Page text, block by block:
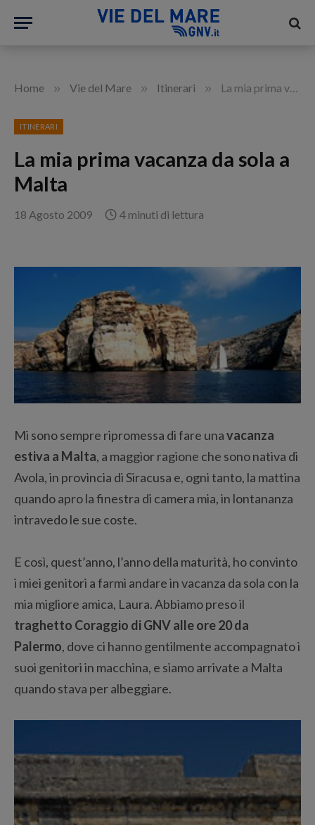
Home » Vie del Mare » Itinerari » La mia prima vacanza da sola a Malta
ITINERARI
La mia prima vacanza da sola a
Malta
18 Agosto 2009 4 minuti di lettura
Mi sono sempre ripromessa di fare unavacanza
estiva a Malta, a maggior ragione che sono nativa di
Avola, in provincia di Siracusa e, ogni tanto, la mattina
quando apro la finestra di camera mia, in lontananza
intravedo le sue coste.
E così, quest’anno, l’anno della maturità, ho convinto
i miei genitori a farmi andare in vacanza da sola con la
mia migliore amica, Laura. Abbiamo preso il
traghetto Coraggio di GNV alle ore 20 da
Palermo, dove ci hanno gentilmente accompagnato i
suoi genitori in macchina, e siamo arrivate a Malta
quando stava per albeggiare.